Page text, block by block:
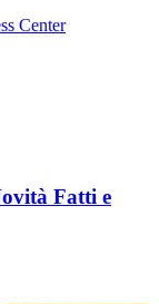
Center
Fatti e